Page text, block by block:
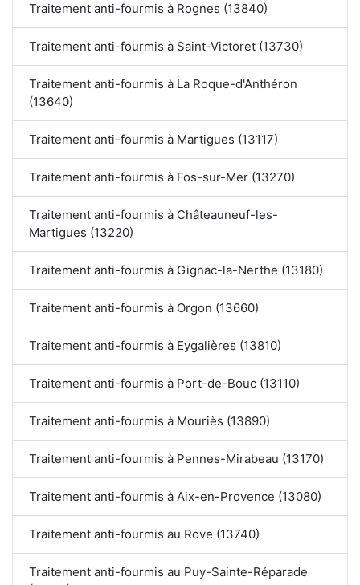
Traitement anti-fourmis à Rognes (13840)
Traitement anti-fourmis à Saint-Victoret (13730)
Traitement anti-fourmis à La Roque-d'Anthéron
(13640)
Traitement anti-fourmis à Martigues (13117)
Traitement anti-fourmis à Fos-sur-Mer (13270)
Traitement anti-fourmis à Châteauneuf-les-
Martigues (13220)
Traitement anti-fourmis à Gignac-la-Nerthe (13180)
Traitement anti-fourmis à Orgon (13660)
Traitement anti-fourmis à Eygalières (13810)
Traitement anti-fourmis à Port-de-Bouc (13110)
Traitement anti-fourmis à Mouriès (13890)
Traitement anti-fourmis à Pennes-Mirabeau (13170)
Traitement anti-fourmis à Aix-en-Provence (13080)
Traitement anti-fourmis au Rove (13740)
Traitement anti-fourmis au Puy-Sainte-Réparade